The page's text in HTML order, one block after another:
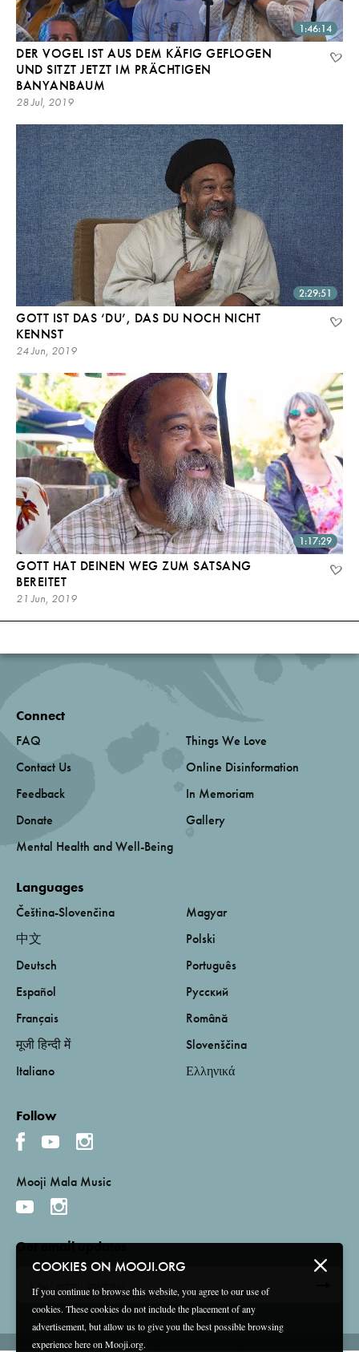
1:46:14
DER VOGEL IST AUS DEM KÄFIG GEFLOGEN
UND SITZT JETZT IM PRÄCHTIGEN
BANYANBAUM
28 Jul, 2019
2:29:51
GOTT IST DAS ‘DU’, DAS DU NOCH NICHT
KENNST
24 Jun, 2019
1:17:29
GOTT HAT DEINEN WEG ZUM SATSANG
BEREITET
21 Jun, 2019
COOKIES ON MOOJI.ORG
If you continue to browse this website, you agree to our use of
cookies. These cookies do not include the placement of any
advertisement, but allow us to give you the best possible browsing
experience here on Mooji.org.
Connect
FAQ
Contact Us
Feedback
Donate
Mental Health and Well-Being
Things We Love
Online Disinformation
In Memoriam
Gallery
Languages
Čeština-Slovenčina
中文
Deutsch
Español
Français
मूजी हिन्दी में
Italiano
Magyar
Polski
Português
Русский
Română
Slovenščina
Ελληνικά
Follow
Mooji Mala Music
Get email updates